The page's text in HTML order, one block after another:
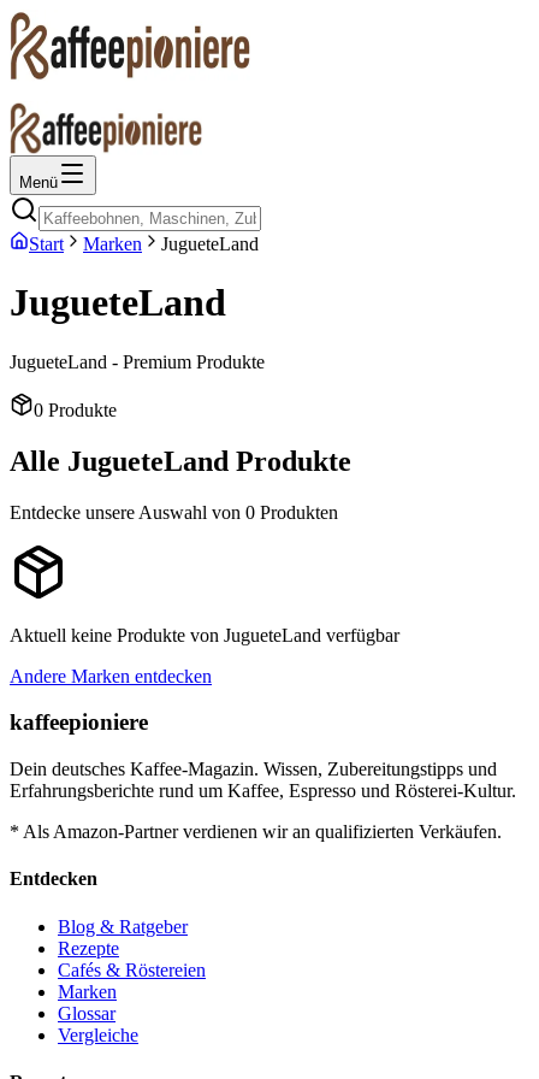
Menü
Start Marken JugueteLand
JugueteLand
JugueteLand - Premium Produkte
0 Produkte
Alle JugueteLand Produkte
Entdecke unsere Auswahl von 0 Produkten
Aktuell keine Produkte von JugueteLand verfügbar
Andere Marken entdecken
kaffeepioniere
Dein deutsches Kaffee-Magazin. Wissen, Zubereitungstipps und
Erfahrungsberichte rund um Kaffee, Espresso und Rösterei-Kultur.
* Als Amazon-Partner verdienen wir an qualifizierten Verkäufen.
Entdecken
Blog & Ratgeber
Rezepte
Cafés & Röstereien
Marken
Glossar
Vergleiche